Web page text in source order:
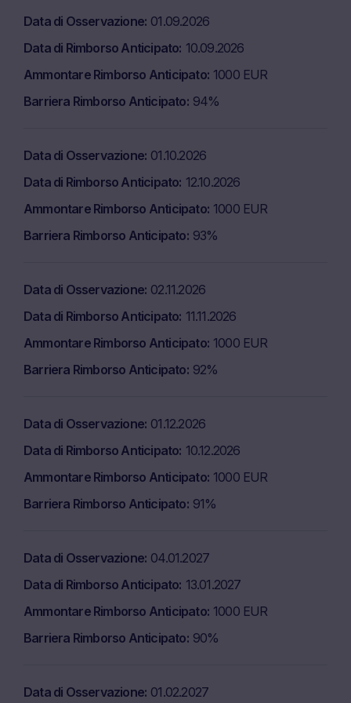
Data di Osservazione 01.09.2026
Data di Rimborso Anticipato 10.09.2026
Ammontare Rimborso Anticipato 1000 EUR
Barriera Rimborso Anticipato 94%
Data di Osservazione 01.10.2026
Data di Rimborso Anticipato 12.10.2026
Ammontare Rimborso Anticipato 1000 EUR
Barriera Rimborso Anticipato 93%
Data di Osservazione 02.11.2026
Data di Rimborso Anticipato 11.11.2026
Ammontare Rimborso Anticipato 1000 EUR
Barriera Rimborso Anticipato 92%
Data di Osservazione 01.12.2026
Data di Rimborso Anticipato 10.12.2026
Ammontare Rimborso Anticipato 1000 EUR
Barriera Rimborso Anticipato 91%
Data di Osservazione 04.01.2027
Data di Rimborso Anticipato 13.01.2027
Ammontare Rimborso Anticipato 1000 EUR
Barriera Rimborso Anticipato 90%
Data di Osservazione 01.02.2027
fruizione di questo sito web e di internet in generale. È
negligenza, per danni diretti, indiretti, incidentali, speciali o
consequenziali o per la perdita di profitti derivanti dall’uso
collegati a questo sito. Marex non è altresì responsabile
l’affidamento da parte di un utente o visitatore su
derivano da errori, omissioni, interruzioni, cancellazione
di file, virus, errori, difetti, o mancata esecuzione,
non autorizzato.
contenere errori tecnici, tipografici o imprecisioni.
Marex si riserva altresì esplicitamente il diritto di
modificare, cancellare o interrompere
temporaneamente o indefinitamente la diffusione delle
opinioni espresse sul sito web, di singoli siti web o
funzionalità accessibile nell’ambito dell’uso del sito web
tenuta a riportare o mantenere aggiornate le
informazioni disponibili sul sito web.
Reclami
servizi del presente sito web per iscritto al seguente
indirizzo:
Marex Financial – Numero azienda 05613061155
Level 5 Bishopsgate, Londra, EC2M 3TQ
Protezione dei dati